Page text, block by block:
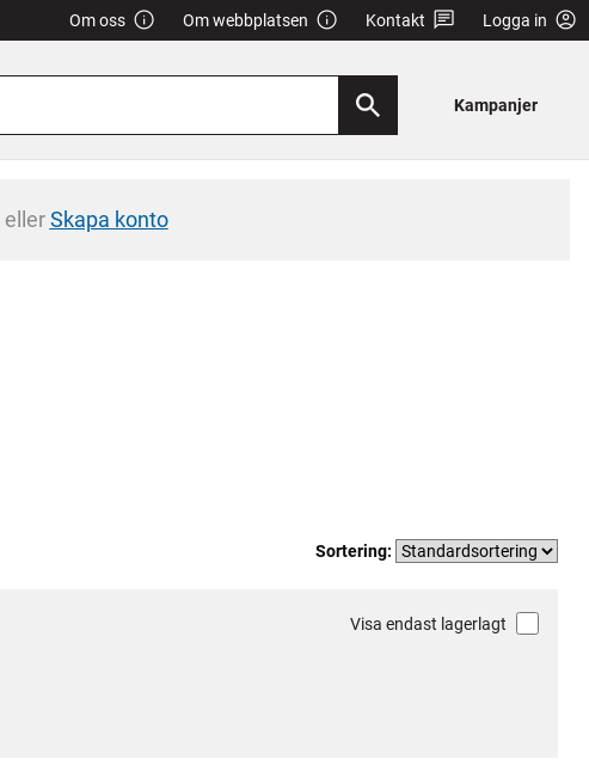
Om oss Om webbplatsen Kontakt Logga in
Kampanjer
ellerSkapa konto
Sortering:
Visa endast lagerlagt